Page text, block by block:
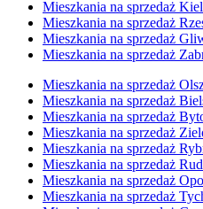
Mieszkania na sprzedaż
Mieszkania na sprzedaż
Mieszkania na sprzedaż
Mieszkania na sprzedaż
Mieszkania na sprzedaż
Mieszkania na sprzedaż
Mieszkania na sprzedaż
Mieszkania na sprzedaż
Mieszkania na sprzedaż
Mieszkania na sprzedaż
Mieszkania na sprzedaż
Mieszkania na sprzedaż